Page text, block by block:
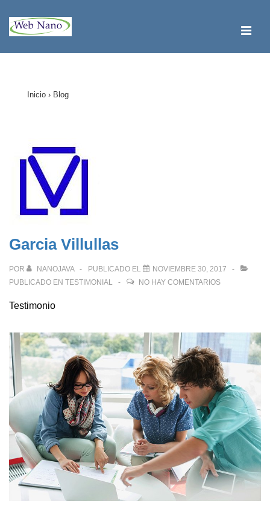
Saltar
Inicio › Blog
Garcia Villullas
POR NANOJAVA PUBLICADO EL
NOVIEMBRE 30, 2017
PUBLICADO EN TESTIMONIAL NO HAY COMENTARIOS
Testimonio